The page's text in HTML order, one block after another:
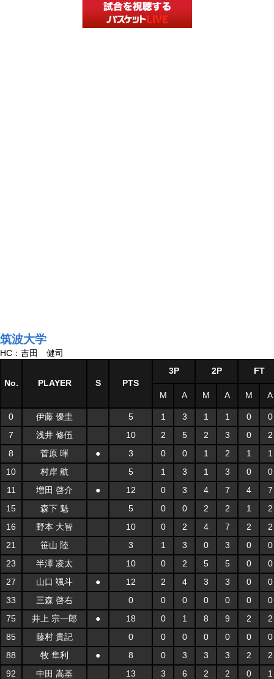
筑波大学
HC：吉田 健司
No. PLAYER S PTS
3P 2P FT
M A M A M A
0 伊藤 優圭 5 1 3 1 1 0
0
7
浅井 修伍 10 2 5 2 3 0
2
8
菅原 暉 ● 3 0 0 1 2 1
1
10
村岸 航 5 1 3 1 3 0
0
11
増田 啓介 ● 12 0 3 4 7 4
7
15
森下 魁 5 0 0 2 2 1
2
16
野本 大智 10 0 2 4 7 2
2
21
笹山 陸 3 1 3 0 3 0
0
23
半澤 凌太 10 0 2 5 5 0
0
27
山口 颯斗 ● 12 2 4 3 3 0
0
33
三森 啓右 0 0 0 0 0 0
0
75
井上 宗一郎 ● 18 0 1 8 9 2
2
85
藤村 貴記 0 0 0 0 0 0
0
88
牧 隼利 ● 8 0 3 3 3 2
2
92
中田 嵩基 13 3 6 2 2 0
1